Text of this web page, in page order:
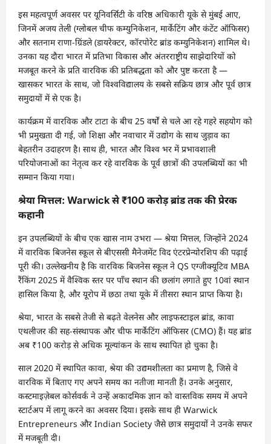
इस महत्वपूर्ण अवसर पर यूनिवर्सिटी के वरिष्ठ अधिकारी यूके से मुंबई आए,
जिनमें अजय तेली (ग्लोबल चीफ कम्युनिकेशन, मार्केटिंग और कंटेंट ऑफिसर)
और सतनाम राणा-ग्रिंडले (डायरेक्टर, कॉरपोरेट ब्रांड कम्युनिकेशन) शामिल थे।
उनका यह दौरा भारत में प्रतिभा विकास और अंतरराष्ट्रीय साझेदारियों को
मजबूत करने के प्रति वारविक की प्रतिबद्धता को और पुष्ट करता है —
खासकर भारत के साथ, जो विश्वविद्यालय के सबसे सक्रिय छात्र और पूर्व छात्र
समुदायों में से एक है।
कार्यक्रम में वारविक और टाटा के बीच 25 वर्षों से चले आ रहे गहरे सहयोग को
भी प्रमुखता दी गई, जो शिक्षा और नवाचार में उद्योग के साथ जुड़ाव का
बेहतरीन उदाहरण है। साथ ही, भारत और विश्व भर में प्रभावशाली
परियोजनाओं का नेतृत्व कर रहे वारविक के पूर्व छात्रों की उपलब्धियों का भी
सम्मान किया गया।
श्रेया मित्तल: Warwick से ₹100 करोड़ ब्रांड तक की प्रेरक
कहानी
इन उपलब्धियों के बीच एक खास नाम उभरा — श्रेया मित्तल, जिन्होंने 2024
में वारविक बिजनेस स्कूल से बीएससी मैनेजमेंट विद एंटरप्रेन्योरशिप की पढ़ाई
पूरी की। उल्लेखनीय है कि वारविक बिजनेस स्कूल ने QS एग्जीक्यूटिव MBA
रैंकिंग 2025 में वैश्विक स्तर पर पाँच स्थान की छलांग लगाते हुए 10वां स्थान
हासिल किया है, और यूरोप में छठा तथा यूके में तीसरा स्थान प्राप्त किया है।
श्रेया, भारत के सबसे तेजी से बढ़ते वेलनेस और लाइफस्टाइल ब्रांड, कावा
एथलीजर की सह-संस्थापक और चीफ मार्केटिंग ऑफिसर (CMO) हैं। यह ब्रांड
अब ₹100 करोड़ से अधिक मूल्यांकन के साथ स्थापित हो चुका है।
साल 2020 में स्थापित कावा, श्रेया की उद्यमशीलता का प्रमाण है, जिसे वे
वारविक में बिताए गए अपने समय का नतीजा मानती हैं। उनके अनुसार,
कस्टमाइज़ेबल कोर्सवर्क ने उन्हें अकादमिक ज्ञान को वास्तविक समय में अपने
स्टार्टअप में लागू करने का अवसर दिया। इसके साथ ही Warwick
Entrepreneurs और Indian Society जैसे छात्र समुदायों ने उनके सफर
में मजबूती दी।